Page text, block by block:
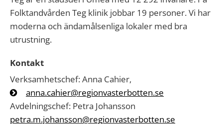
Folktandvården Teg klinik jobbar 19 personer. Vi har
moderna och ändamålsenliga lokaler med bra
utrustning.
Kontakt
Verksamhetschef: Anna Cahier,
anna.cahier@regionvasterbotten.se
Avdelningschef: Petra Johansson
petra.m.johansson@regionvasterbotten.se